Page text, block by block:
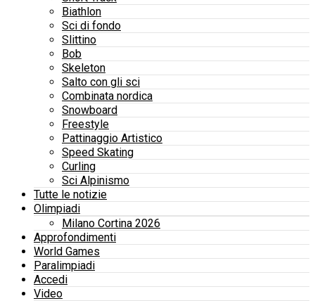
Biathlon
Sci di fondo
Slittino
Bob
Skeleton
Salto con gli sci
Combinata nordica
Snowboard
Freestyle
Pattinaggio Artistico
Speed Skating
Curling
Sci Alpinismo
Tutte le notizie
Olimpiadi
Milano Cortina 2026
Approfondimenti
World Games
Paralimpiadi
Accedi
Video